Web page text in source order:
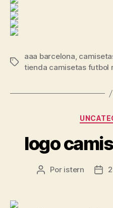
Etiquetas
aaa barcelona,
tienda camisetas futbol
logo
Autor
Por istern